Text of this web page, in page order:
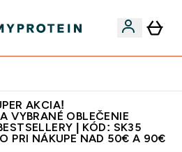
AKCIA!
VYBRANÉ OBLEČENIE
| KÓD: SK35
PRI NÁKUPE NAD 50€ A 90€